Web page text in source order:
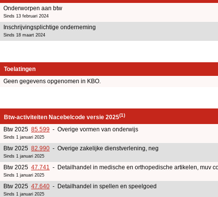
Onderworpen aan btw
Sinds 13 februari 2024
Inschrijvingsplichtige onderneming
Sinds 18 maart 2024
Toelatingen
Geen gegevens opgenomen in KBO.
Btw-activiteiten Nacebelcode versie 2025(1)
Btw 2025 85.599 - Overige vormen van onderwijs
Sinds 1 januari 2025
Btw 2025 82.990 - Overige zakelijke dienstverlening, neg
Sinds 1 januari 2025
Btw 2025 47.741 - Detailhandel in medische en orthopedische artikelen, muv
Sinds 1 januari 2025
Btw 2025 47.640 - Detailhandel in spellen en speelgoed
Sinds 1 januari 2025